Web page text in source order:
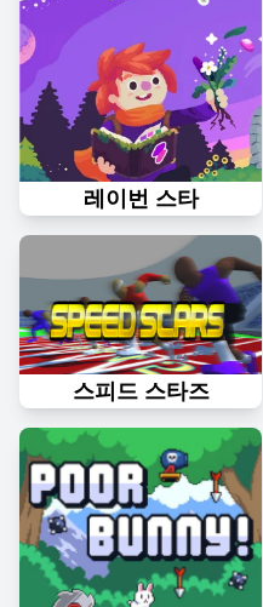
레이번 스타
스피드 스타즈